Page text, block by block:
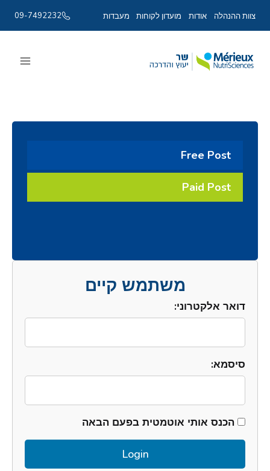
צוות ההנהלה אודות מועדון לקוחות מעבדות 09-7492232
content
משתמש קיים
דואר אלקטרוני:
סיסמא:
הכנס אותי אוטמטית בפעם הבאה
Free Post
Paid Post